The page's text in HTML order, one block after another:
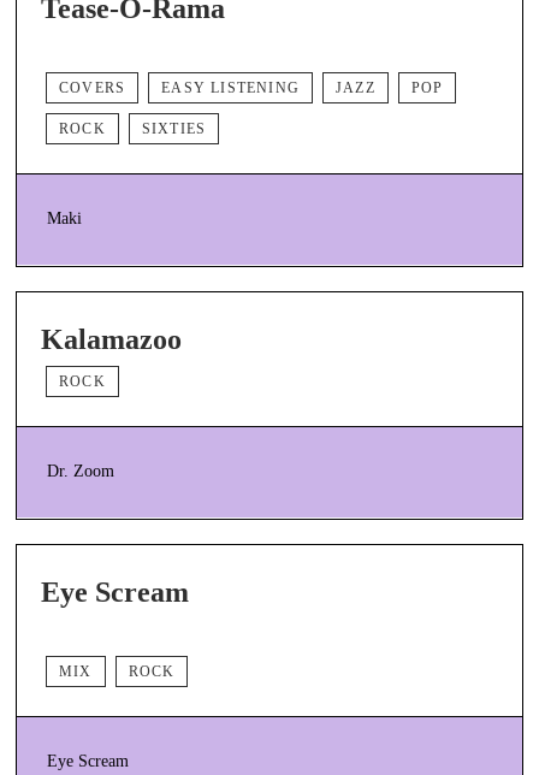
Tease-O-Rama
COVERS EASY LISTENING JAZZ POP
ROCK SIXTIES
Maki
Kalamazoo
ROCK
Dr. Zoom
Eye Scream
MIX ROCK
Eye Scream